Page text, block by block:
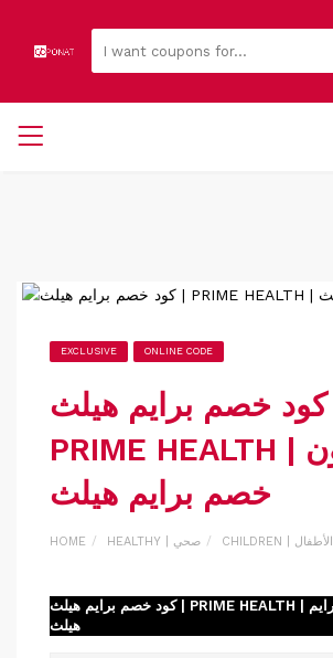
EXCLUSIVE ONLINE CODE
كود خصم برايم هيلث |
PRIME HEALTH | كوبون
خصم برايم هيلث
HOME HEALTHY | صحي CHILDREN | الأطفال
كود خصم برايم هيلث | PRIME HEALTH | كوبون خصم برايم
هيلث